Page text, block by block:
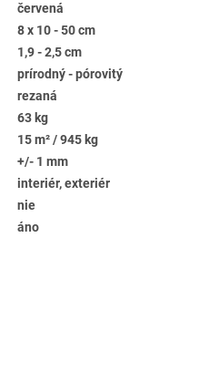
červená
8 x 10 - 50 cm
1,9 - 2,5 cm
prírodný - pórovitý
rezaná
63 kg
15 m² / 945 kg
+/- 1 mm
interiér, exteriér
nie
áno